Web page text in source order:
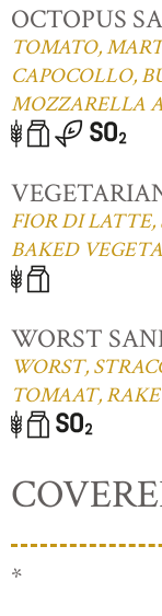
OCTOPUS
TOMATO,
CAPOCOLLO,
MOZZARELLA
FIOR DI LATTE,
BAKED
WORST
WORST,
TOMAAT,
*